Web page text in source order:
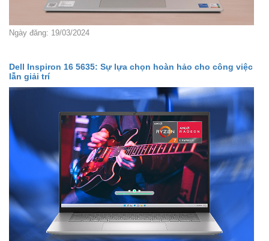
Ngày đăng: 19/03/2024
Dell Inspiron 16 5635: Sự lựa chọn hoàn hảo cho công việc
lẫn giải trí